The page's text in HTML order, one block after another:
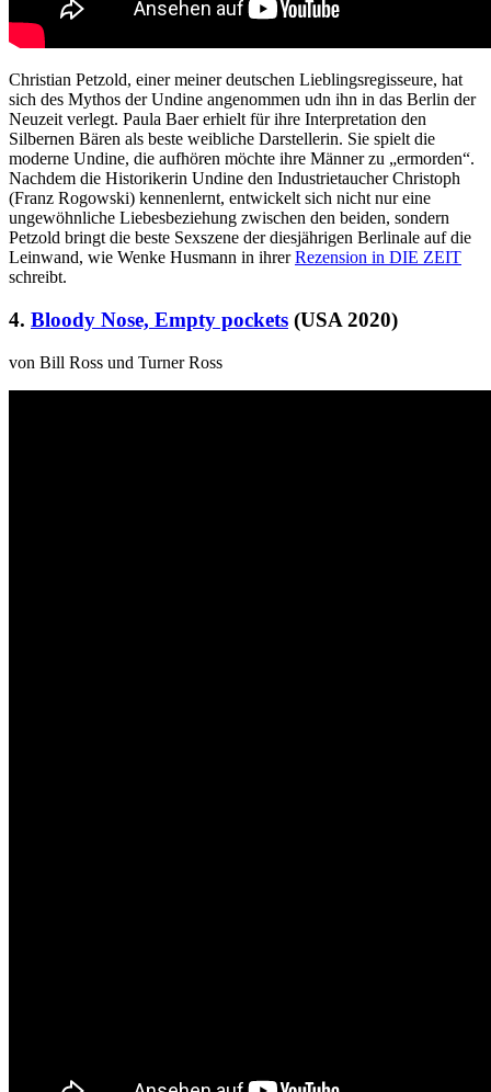
Christian Petzold, einer meiner deutschen Lieblingsregisseure, hat
sich des Mythos der Undine angenommen udn ihn in das Berlin der
Neuzeit verlegt. Paula Baer erhielt für ihre Interpretation den
Silbernen Bären als beste weibliche Darstellerin. Sie spielt die
moderne Undine, die aufhören möchte ihre Männer zu „ermorden“.
Nachdem die Historikerin Undine den Industrietaucher Christoph
(Franz Rogowski) kennenlernt, entwickelt sich nicht nur eine
ungewöhnliche Liebesbeziehung zwischen den beiden, sondern
Petzold bringt die beste Sexszene der diesjährigen Berlinale auf die
Leinwand, wie Wenke Husmann in ihrerRezension in DIE ZEIT
schreibt.
4. Bloody Nose, Empty pockets (USA 2020)
von Bill Ross und Turner Ross